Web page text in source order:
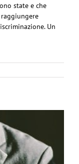
state e che
Un